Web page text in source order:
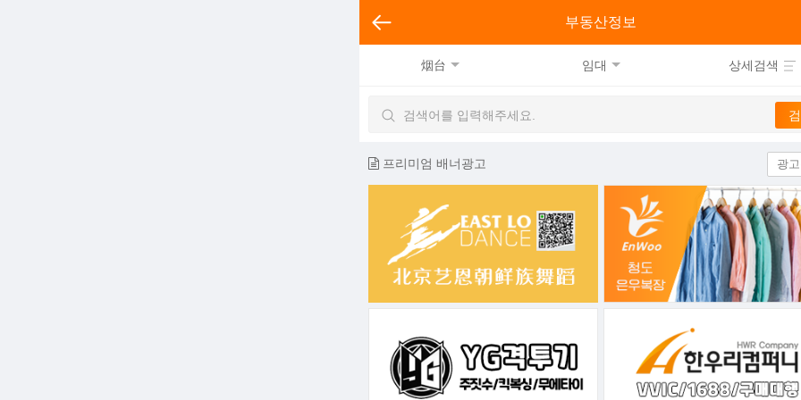
전체분류 부동산정보
烟台 임대 상세검색
프리미엄 배너광고 광